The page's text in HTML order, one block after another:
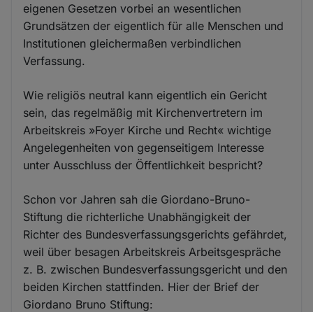
eigenen Gesetzen vorbei an wesentlichen
Grundsätzen der eigentlich für alle Menschen und
Institutionen gleichermaßen verbindlichen
Verfassung.
Wie religiös neutral kann eigentlich ein Gericht
sein, das regelmäßig mit Kirchenvertretern im
Arbeitskreis »Foyer Kirche und Recht« wichtige
Angelegenheiten von gegenseitigem Interesse
unter Ausschluss der Öffentlichkeit bespricht?
Schon vor Jahren sah die Giordano-Bruno-
Stiftung die richterliche Unabhängigkeit der
Richter des Bundesverfassungsgerichts gefährdet,
weil über besagen Arbeitskreis Arbeitsgespräche
z. B. zwischen Bundesverfassungsgericht und den
beiden Kirchen stattfinden. Hier der Brief der
Giordano Bruno Stiftung: